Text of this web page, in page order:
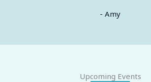
- Amy
Upcoming Events